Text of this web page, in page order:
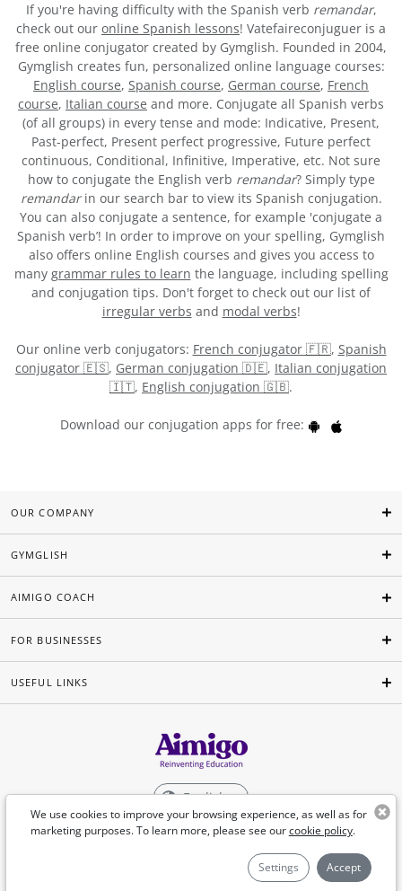
If you're having difficulty with the Spanish verb remandar,
check out our online Spanish lessons! Vatefaireconjuguer is a
free online conjugator created by Gymglish. Founded in 2004,
Gymglish creates fun, personalized online language courses:
English course, Spanish course, German course, French
course, Italian course and more. Conjugate all Spanish verbs
(of all groups) in every tense and mode: Indicative, Present,
Past-perfect, Present perfect progressive, Future perfect
continuous, Conditional, Infinitive, Imperative, etc. Not sure
how to conjugate the English verb remandar? Simply type
remandarin our search bar to view its Spanish conjugation.
You can also conjugate a sentence, for example 'conjugate a
Spanish verb’! In order to improve on your spelling, Gymglish
also offers online English courses and gives you access to
many grammar rules to learn the language, including spelling
and conjugation tips. Don't forget to check out our list of
irregular verbs and modal verbs!
Our online verb conjugators: French conjugator 🇫🇷, Spanish
conjugator 🇪🇸, German conjugation 🇩🇪, Italian conjugation
🇮🇹, English conjugation 🇬🇧.
Download our conjugation apps for free:
We use cookies to improve your browsing experience, as well as for
marketing purposes. To learn more, please see ourcookie policy.
Settings Accept
OUR COMPANY
GYMGLISH
AIMIGO COACH
FOR BUSINESSES
USEFUL LINKS
English
©Aimigo 2026